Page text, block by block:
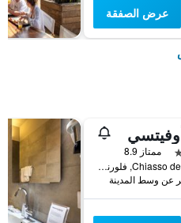
عرض الصفقة
ممتاز 8.9
Chiasso del Buco 16, فلورنس, توسكانا, إيطاليا